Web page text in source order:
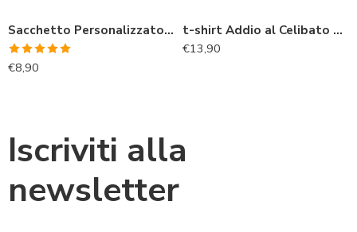
Sacchetto Personalizzato con nome e grafica
Valutato
5.00 su 5
€8,90
t-shirt Addio al Celibato per lo sposo “finita la pacchia”
€13,90
Iscriviti alla
newsletter